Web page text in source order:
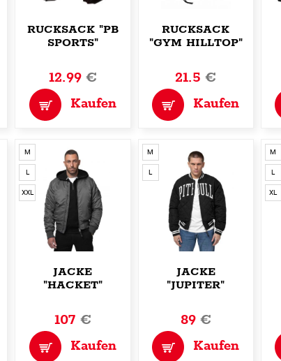
RUCKSACK "PB
SPORTS"
12.99€
Kaufen
RUCKSACK
"GYM HILLTOP"
21.5€
Kaufen
M
L
XXL
JACKE
"HACKET"
107€
Kaufen
M
L
JACKE
"JUPITER"
89€
Kaufen
M
L
XL